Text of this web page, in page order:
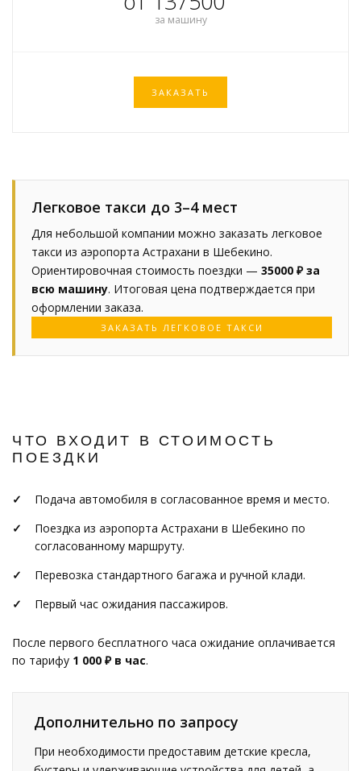
за машину
ЗАКАЗАТЬ
Легковое такси до 3–4 мест
Для небольшой компании можно заказать легковое
такси из аэропорта Астрахани в Шебекино.
Ориентировочная стоимость поездки — 35000 ₽ за
всю машину. Итоговая цена подтверждается при
оформлении заказа.
ЗАКАЗАТЬ ЛЕГКОВОЕ ТАКСИ
ЧТО ВХОДИТ В СТОИМОСТЬ
ПОЕЗДКИ
Подача автомобиля в согласованное время и место.
Поездка из аэропорта Астрахани в Шебекино по
согласованному маршруту.
Перевозка стандартного багажа и ручной клади.
Первый час ожидания пассажиров.
После первого бесплатного часа ожидание оплачивается
по тарифу 1 000 ₽ в час.
Дополнительно по запросу
При необходимости предоставим детские кресла,